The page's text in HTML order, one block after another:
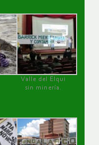
Valle del Elqui
sin minería.